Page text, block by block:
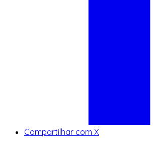
Compartilhar com X